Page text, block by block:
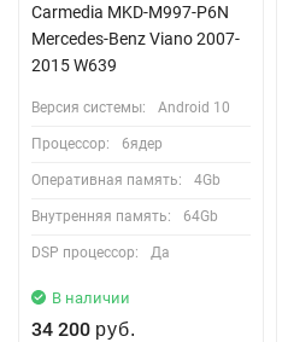
Сarmedia MKD-M997-P6N
Mercedes-Benz Viano 2007-
2015 W639
Версия системы: Android 10
Процессор: 6ядер
Оперативная память: 4Gb
Внутренняя память: 64Gb
DSP процессор: Да
В наличии
34 200 руб.